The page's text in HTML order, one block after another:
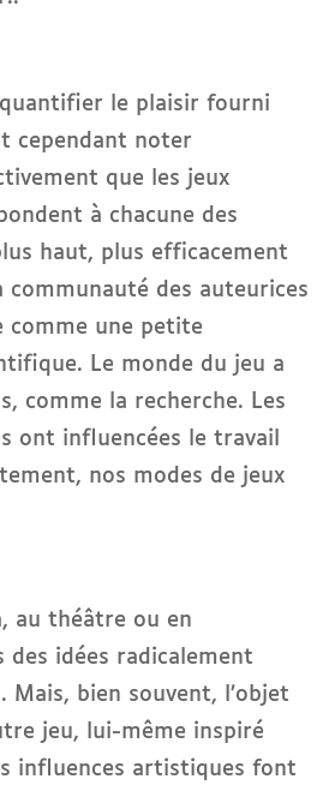
le plaisir fourni
cependant noter
que les jeux
à chacune des
haut, plus efficacement
communauté des auteurices
comme une petite
Le monde du jeu a
comme la recherche. Les
ont influencées le travail
nos modes de jeux
au théâtre ou en
idées radicalement
Mais, bien souvent, l’objet
jeu, lui-même inspiré
influences artistiques font